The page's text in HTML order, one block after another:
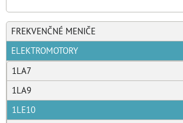
FREKVENČNÉ MENIČE
ELEKTROMOTORY
1LA7
1LA9
1LE10